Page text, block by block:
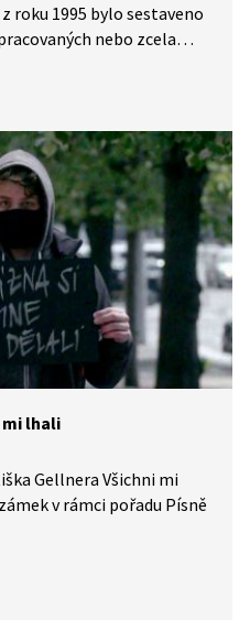
roku 1995 bylo sestaveno
nebo zcela
pořadu Písně českých
mi lhali
Gellnera Všichni mi
v rámci pořadu Písně